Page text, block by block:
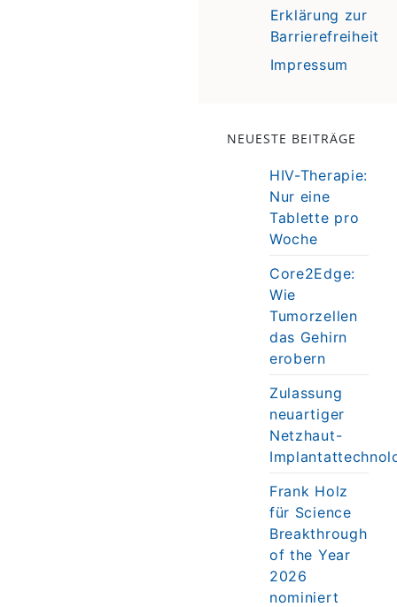
Erklärung zur
Barrierefreiheit
Impressum
NEUESTE BEITRÄGE
HIV-Therapie:
Nur eine
Tablette pro
Woche
Core2Edge:
Wie
Tumorzellen
das Gehirn
erobern
Zulassung
neuartiger
Netzhaut-
Frank Holz
für Science
Breakthrough
of the Year
2026
nominiert